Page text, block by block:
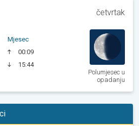
četvrtak
Mjesec
00:09
15:44
Polumjesec u
opadanju